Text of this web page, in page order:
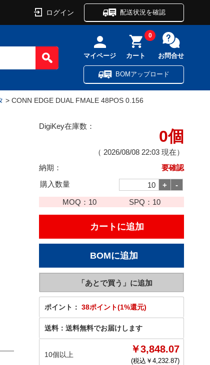
ログイン 配送状況を確認
マイページ カート
0
お問合せ
BOMアップロード
> CONN EDGE DUAL FMALE 48POS 0.156
DigiKey在庫数：
0個
（ 2026/08/08 22:03 現在）
納期：
要確認
購入数量
MOQ： 10 SPQ： 10
ポイント： 38ポイント(1%還元)
送料： 送料無料でお届けします
10個以上 ￥3,848.07
(税込￥ 4,232.87)